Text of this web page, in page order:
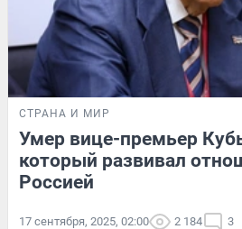
СТРАНА И МИР
Умер вице-премьер
который развивал
Россией
17 сентября, 2025, 02:00 2 184 3